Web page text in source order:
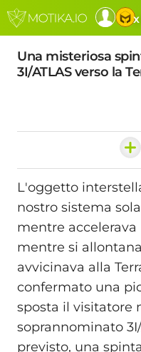
Una misteriosa
3I/ATLAS verso la
L'oggetto
nostro sistema
mentre
mentre si
avvicinava alla
confermato una
sposta il visitatore
soprannominato
previsto, una